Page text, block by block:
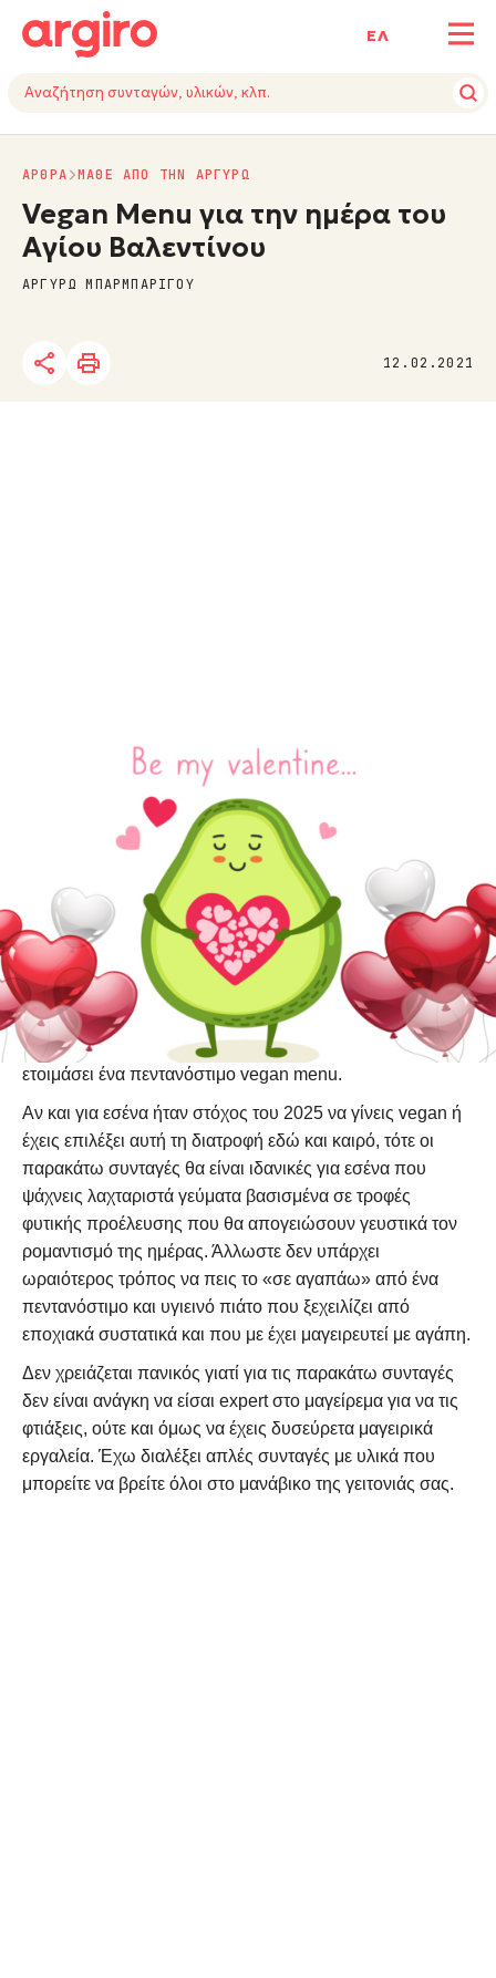
ΕΛ
12.02.2021
ΑΡΘΡΑ ΜΑΘΕ ΑΠΟ ΤΗΝ ΑΡΓΥΡΩ
Vegan Menu για την ημέρα του
Αγίου Βαλεντίνου
ΑΡΓΥΡΩ ΜΠΑΡΜΠΑΡΙΓΟΥ
ΟΙ ΚΑΛΥΤΕΡΕΣ VEGAN ΣΥΝΤΑΓΕΣ ΓΙΑ ΤΟΥ ΑΓΙΟΥ ΒΑΛΕΝΤΙΝΟΥ ΑΠΟ ΤΗΝ
Ποιος ή ποια από εσάς έχει μεγαλεπήβολα σχέδια για την
ημέρα του Αγίου Βαλεντίνου;
Ήρθε αυτή η μέρα του χρόνου που πολλοί την μισούν και
άλλοι τόσοι την λατρεύουν. Σε όποια κατηγορία και αν
ανήκεις όμως, ο Άγιος Βαλεντίνος είναι μια ανάσα μακριά!
Αν είσαι και εσύ ερωτευμένος ή αγαπάς αυτή την ημέρα
όσο καμία άλλη και έχεις στα πλάνα σου μία ήσυχη
βραδιά με τον ή την αγαπημένο σου, τότε σου έχω
ετοιμάσει ένα πεντανόστιμο vegan menu.
Αν και για εσένα ήταν στόχος του 2025 να γίνεις vegan ή
έχεις επιλέξει αυτή τη διατροφή εδώ και καιρό, τότε οι
παρακάτω συνταγές θα είναι ιδανικές για εσένα που
ψάχνεις λαχταριστά γεύματα βασισμένα σε τροφές
φυτικής προέλευσης που θα απογειώσουν γευστικά τον
ρομαντισμό της ημέρας. Άλλωστε δεν υπάρχει
ωραιότερος τρόπος να πεις το «σε αγαπάω» από ένα
πεντανόστιμο και υγιεινό πιάτο που ξεχειλίζει από
εποχιακά συστατικά και που με έχει μαγειρευτεί με αγάπη.
Δεν χρειάζεται πανικός γιατί για τις παρακάτω συνταγές
δεν είναι ανάγκη να είσαι expert στο μαγείρεμα για να τις
φτιάξεις, ούτε και όμως να έχεις δυσεύρετα μαγειρικά
εργαλεία. Έχω διαλέξει απλές συνταγές με υλικά που
μπορείτε να βρείτε όλοι στο μανάβικο της γειτονιάς σας.